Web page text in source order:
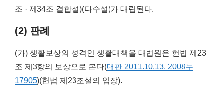
조 · 제34조 결합설)(다수설)가 대립된다.
(2) 판례
(가) 생활보상의 성격인 생활대책을 대법원은 헌법 제23
조 제3항의 보상으로 본다(대판 2011.10.13. 2008두
17905)(헌법 제23조설의 입장).